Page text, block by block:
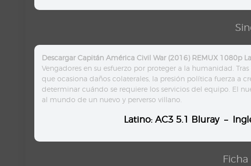
Descargar Capitán América Civil War (2016) REMUX 1080p
Vengadores en su esfuerzo por proteger a la humanidad.
que ocasiona daños colaterales, la presión política fuerza a
determinar cuándo se requiere los servicios del equipo. El
al mundo de un nuevo y perverso villano.
Latino: AC3 5.1 Bluray –